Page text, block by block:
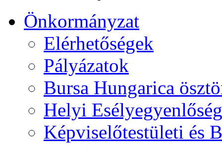
Önkormányzat
Elérhetőségek
Pályázatok
Bursa Hungarica
Helyi
Képviselőtestületi és